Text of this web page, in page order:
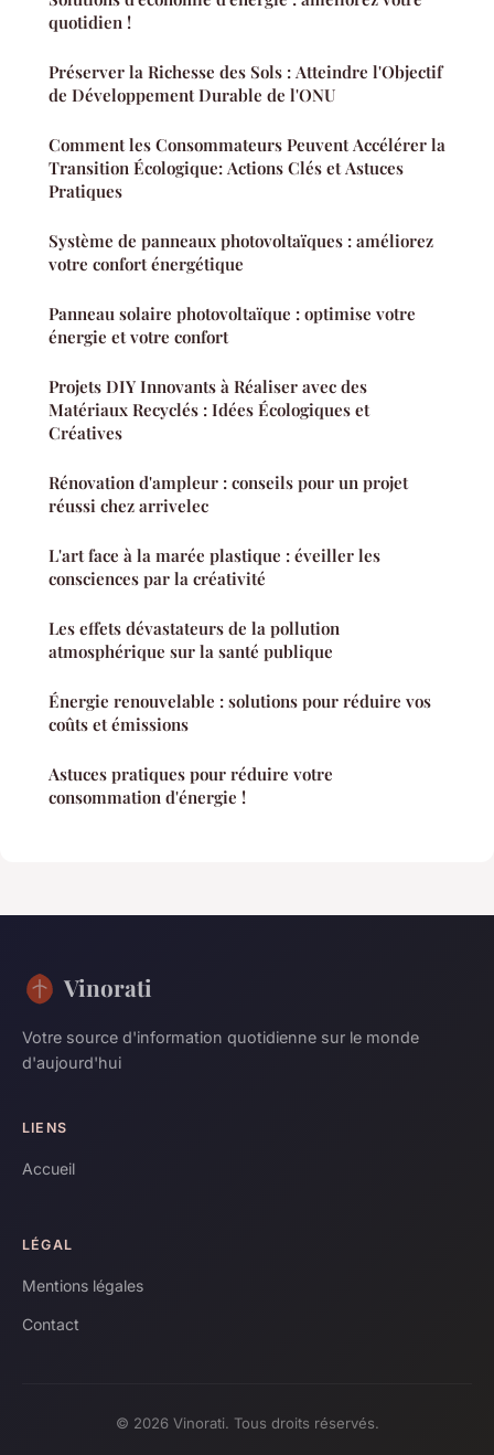
quotidien !
Préserver la Richesse des Sols : Atteindre l'Objectif
de Développement Durable de l'ONU
Comment les Consommateurs Peuvent Accélérer la
Transition Écologique: Actions Clés et Astuces
Pratiques
Système de panneaux photovoltaïques : améliorez
votre confort énergétique
Panneau solaire photovoltaïque : optimise votre
énergie et votre confort
Projets DIY Innovants à Réaliser avec des
Matériaux Recyclés : Idées Écologiques et
Créatives
Rénovation d'ampleur : conseils pour un projet
réussi chez arrivelec
L'art face à la marée plastique : éveiller les
consciences par la créativité
Les effets dévastateurs de la pollution
atmosphérique sur la santé publique
Énergie renouvelable : solutions pour réduire vos
coûts et émissions
Astuces pratiques pour réduire votre
consommation d'énergie !
Vinorati
Votre source d'information quotidienne sur le monde
d'aujourd'hui
LIENS
Accueil
LÉGAL
Mentions légales
Contact
© 2026 Vinorati. Tous droits réservés.